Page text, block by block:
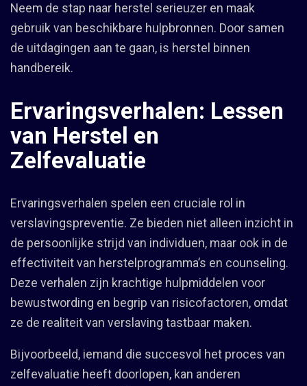
Neem de stap naar herstel serieuzer en maak
gebruik van beschikbare hulpbronnen. Door samen
de uitdagingen aan te gaan, is herstel binnen
handbereik.
Ervaringsverhalen: Lessen
van Herstel en
Zelfevaluatie
Ervaringsverhalen spelen een cruciale rol in
verslavingspreventie. Ze bieden niet alleen inzicht in
de persoonlijke strijd van individuen, maar ook in de
effectiviteit van herstelprogramma’s en counseling.
Deze verhalen zijn krachtige hulpmiddelen voor
bewustwording en begrip van risicofactoren, omdat
ze de realiteit van verslaving tastbaar maken.
Bijvoorbeeld, iemand die succesvol het proces van
zelfevaluatie heeft doorlopen, kan anderen